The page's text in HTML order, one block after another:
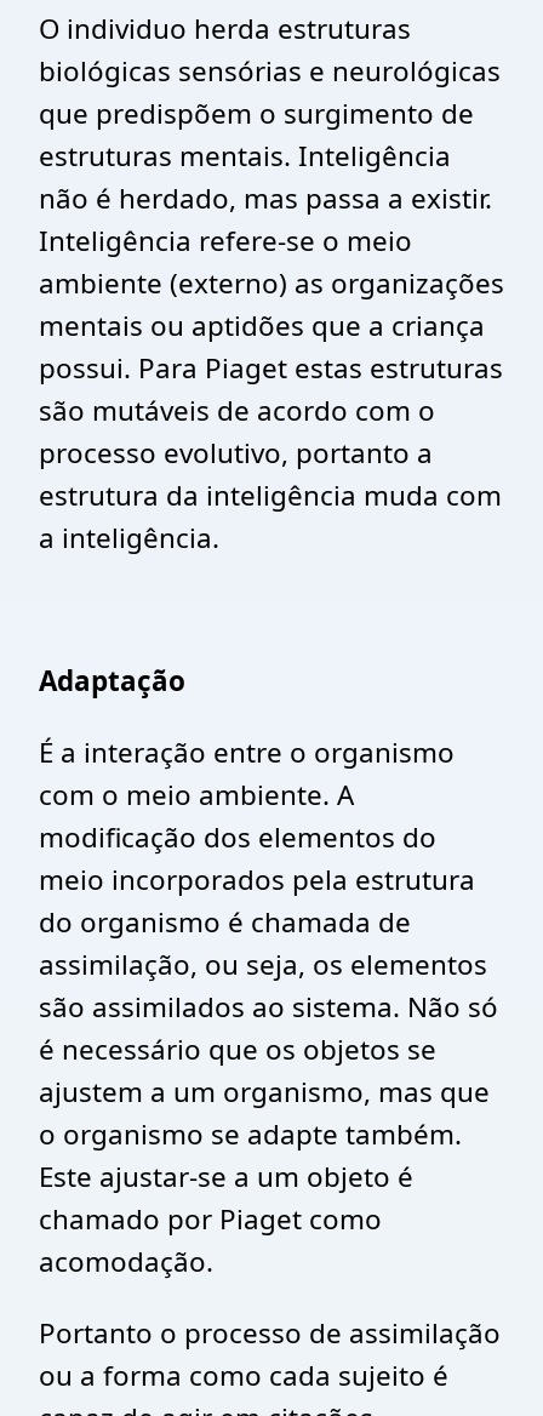
O individuo herda estruturas
biológicas sensórias e neurológicas
que predispõem o surgimento de
estruturas mentais. Inteligência
não é herdado, mas passa a existir.
Inteligência refere-se o meio
ambiente (externo) as organizações
mentais ou aptidões que a criança
possui. Para Piaget estas estruturas
são mutáveis de acordo com o
processo evolutivo, portanto a
estrutura da inteligência muda com
a inteligência.
Adaptação
É a interação entre o organismo
com o meio ambiente. A
modificação dos elementos do
meio incorporados pela estrutura
do organismo é chamada de
assimilação, ou seja, os elementos
são assimilados ao sistema. Não só
é necessário que os objetos se
ajustem a um organismo, mas que
o organismo se adapte também.
Este ajustar-se a um objeto é
chamado por Piaget como
acomodação.
Portanto o processo de assimilação
ou a forma como cada sujeito é